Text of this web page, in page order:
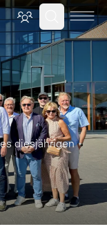
diesjährigen